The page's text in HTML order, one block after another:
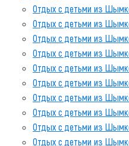
Отдых с детьми из
Отдых с детьми из
Отдых с детьми из
Отдых с детьми из
Отдых с детьми из
Отдых с детьми из
Отдых с детьми из
Отдых с детьми из
Отдых с детьми из
Отдых с детьми из